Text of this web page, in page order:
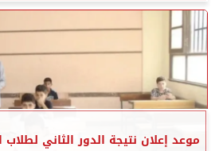
موعد إعلان نتيجة الدور الثاني لطلاب